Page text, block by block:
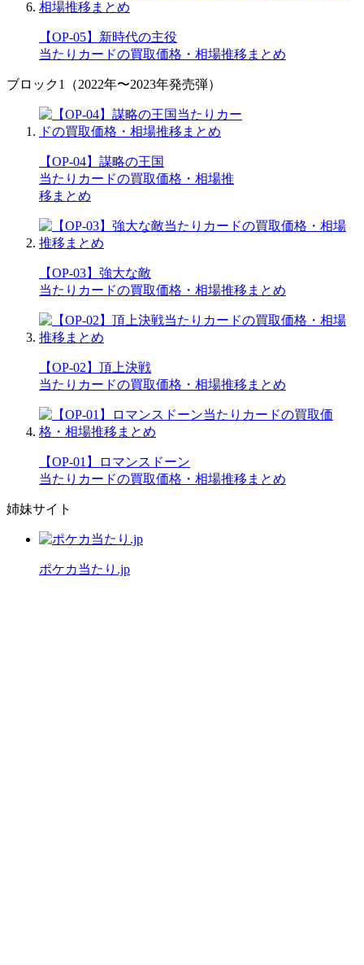
【OP-05】新時代の主役
当たりカードの買取価格・相場推移まとめ
ブロック1（2022年〜2023年発売弾）
【OP-04】謀略の王国
当たりカードの買取価格・相場推
移まとめ
【OP-03】強大な敵
当たりカードの買取価格・相場推移まとめ
【OP-02】頂上決戦
当たりカードの買取価格・相場推移まとめ
【OP-01】ロマンスドーン
当たりカードの買取価格・相場推移まとめ
姉妹サイト
ポケカ当たり.jp